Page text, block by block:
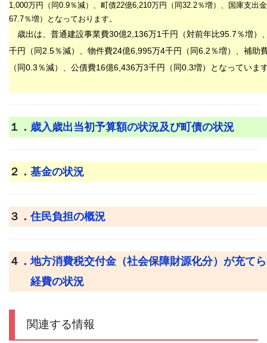
1,000万円（同0.9％減）、町債22億6,210万円（同32.2％増）、国庫支出金
67.7％増）となっております。
歳出は、普通建設事業費30億2,136万1千円（対前年比95.7％増）
千円（同2.5％減）、物件費24億6,995万4千円（同6.2％増）、補助
（同0.3％減）、公債費16億6,436万3千円（同0.3増）となっていま
１． 歳入歳出当初予算額の状況及び町債の状況
２． 基金の状況
３．住民負担の概況
４．地方消費税交付金（社会保障財源化分）が充て
経費の状況
関連する情報